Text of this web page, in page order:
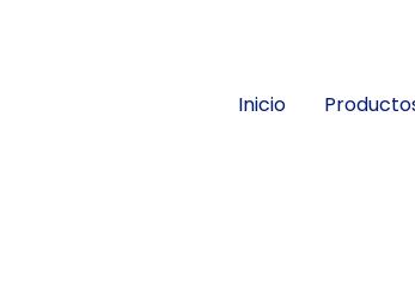
Inicio